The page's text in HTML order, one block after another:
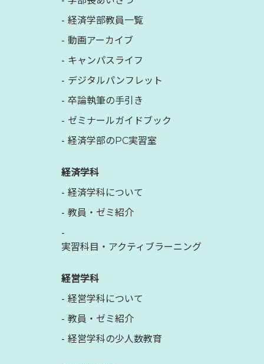
経済学部教員一覧
動画アーカイブ
キャンパスライフ
デジタルパンフレット
卒論執筆の手引き
ゼミナールガイドブック
経済学部のPC実習室
経済学科
経済学科について
教員・ゼミ紹介
実習科目・アクティブラーニング
経営学科
経営学科について
教員・ゼミ紹介
経営学科の少人数教育